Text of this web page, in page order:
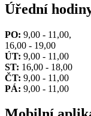
Úřední
PO: 9,00 - 11,00,
16,00 - 19,00
ÚT: 9,00 - 11,00
ST: 16,00 - 18,00
ČT: 9,00 - 11,00
PÁ: 9,00 - 11,00